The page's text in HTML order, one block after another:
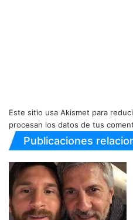
Este sitio usa Akismet para
procesan los datos de tus
Publicaciones